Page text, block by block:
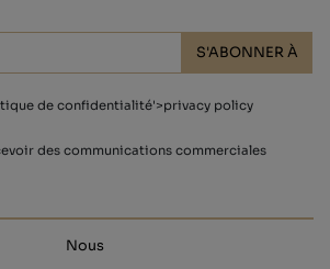
S'ABONNER À
de confidentialité'>privacy policy
des communications commerciales
Nous